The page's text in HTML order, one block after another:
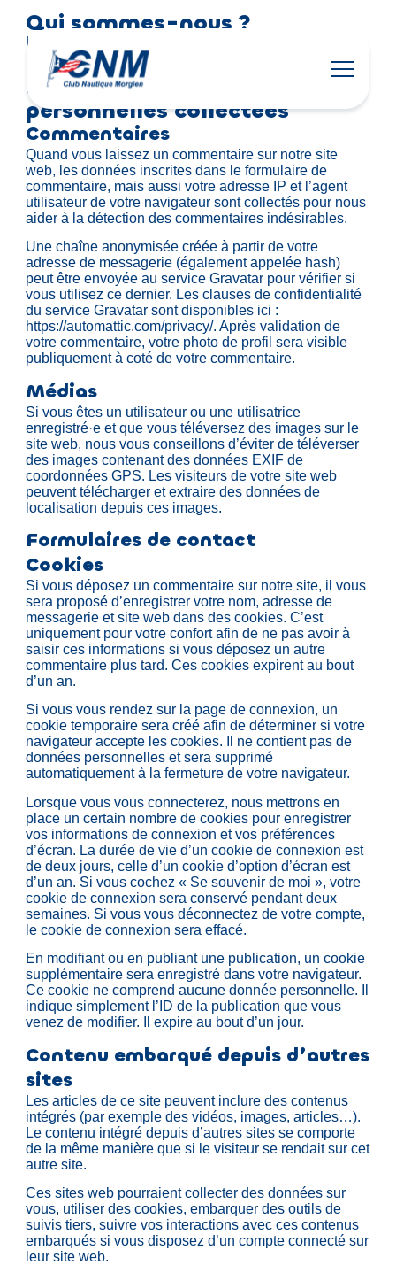
Qui sommes-nous ?
L’adresse de notre site Web est :
http://localhost:8888/starter.
Utilisation des données
personnelles collectées
Commentaires
Quand vous laissez un commentaire sur notre site
web, les données inscrites dans le formulaire de
commentaire, mais aussi votre adresse IP et l’agent
utilisateur de votre navigateur sont collectés pour nous
aider à la détection des commentaires indésirables.
Une chaîne anonymisée créée à partir de votre
adresse de messagerie (également appelée hash)
peut être envoyée au service Gravatar pour vérifier si
vous utilisez ce dernier. Les clauses de confidentialité
du service Gravatar sont disponibles ici :
https://automattic.com/privacy/. Après validation de
votre commentaire, votre photo de profil sera visible
publiquement à coté de votre commentaire.
Médias
Si vous êtes un utilisateur ou une utilisatrice
enregistré·e et que vous téléversez des images sur le
site web, nous vous conseillons d’éviter de téléverser
des images contenant des données EXIF de
coordonnées GPS. Les visiteurs de votre site web
peuvent télécharger et extraire des données de
localisation depuis ces images.
Formulaires de contact
Cookies
Si vous déposez un commentaire sur notre site, il vous
sera proposé d’enregistrer votre nom, adresse de
messagerie et site web dans des cookies. C’est
uniquement pour votre confort afin de ne pas avoir à
saisir ces informations si vous déposez un autre
commentaire plus tard. Ces cookies expirent au bout
d’un an.
Si vous vous rendez sur la page de connexion, un
cookie temporaire sera créé afin de déterminer si votre
navigateur accepte les cookies. Il ne contient pas de
données personnelles et sera supprimé
automatiquement à la fermeture de votre navigateur.
Lorsque vous vous connecterez, nous mettrons en
place un certain nombre de cookies pour enregistrer
vos informations de connexion et vos préférences
d’écran. La durée de vie d’un cookie de connexion est
de deux jours, celle d’un cookie d’option d’écran est
d’un an. Si vous cochez « Se souvenir de moi », votre
cookie de connexion sera conservé pendant deux
semaines. Si vous vous déconnectez de votre compte,
le cookie de connexion sera effacé.
En modifiant ou en publiant une publication, un cookie
supplémentaire sera enregistré dans votre navigateur.
Ce cookie ne comprend aucune donnée personnelle. Il
indique simplement l’ID de la publication que vous
venez de modifier. Il expire au bout d’un jour.
Contenu embarqué depuis d’autres
sites
Les articles de ce site peuvent inclure des contenus
intégrés (par exemple des vidéos, images, articles…).
Le contenu intégré depuis d’autres sites se comporte
de la même manière que si le visiteur se rendait sur cet
autre site.
Ces sites web pourraient collecter des données sur
vous, utiliser des cookies, embarquer des outils de
suivis tiers, suivre vos interactions avec ces contenus
embarqués si vous disposez d’un compte connecté sur
leur site web.